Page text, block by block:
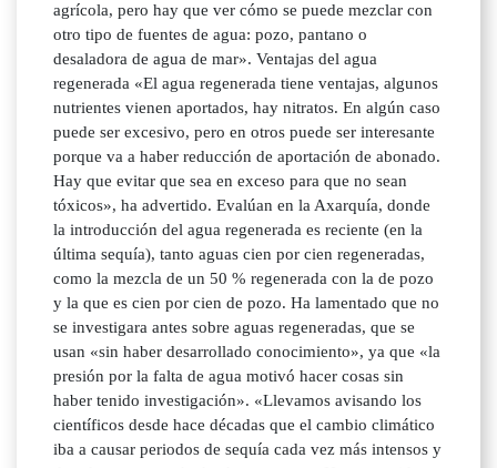
agrícola, pero hay que ver cómo se puede mezclar con
otro tipo de fuentes de agua: pozo, pantano o
desaladora de agua de mar». Ventajas del agua
regenerada «El agua regenerada tiene ventajas, algunos
nutrientes vienen aportados, hay nitratos. En algún caso
puede ser excesivo, pero en otros puede ser interesante
porque va a haber reducción de aportación de abonado.
Hay que evitar que sea en exceso para que no sean
tóxicos», ha advertido. Evalúan en la Axarquía, donde
la introducción del agua regenerada es reciente (en la
última sequía), tanto aguas cien por cien regeneradas,
como la mezcla de un 50 % regenerada con la de pozo
y la que es cien por cien de pozo. Ha lamentado que no
se investigara antes sobre aguas regeneradas, que se
usan «sin haber desarrollado conocimiento», ya que «la
presión por la falta de agua motivó hacer cosas sin
haber tenido investigación». «Llevamos avisando los
científicos desde hace décadas que el cambio climático
iba a causar periodos de sequía cada vez más intensos y